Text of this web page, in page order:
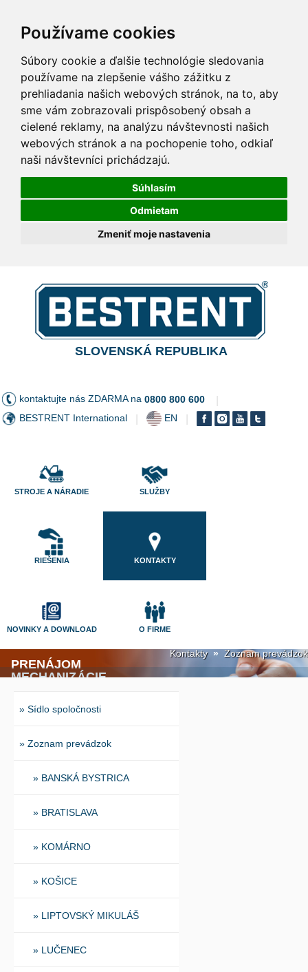
Používame cookies
Súbory cookie a ďalšie technológie sledovania
používame na zlepšenie vášho zážitku z
prehliadania našich webových stránok, na to, aby
sme vám zobrazovali prispôsobený obsah a
cielené reklamy, na analýzu návštevnosti našich
webových stránok a na pochopenie toho, odkiaľ
naši návštevníci prichádzajú.
Súhlasím
Odmietam
Zmeniť moje nastavenia
SLOVENSKÁ REPUBLIKA
kontaktujte nás ZDARMA na 0800 800 600
BESTRENT International EN
STROJE A NÁRADIE SLUŽBY
RIEŠENIA KONTAKTY
NOVINKY A DOWNLOAD O FIRME
PRENÁJOM
MECHANIZÁCIE
na prenájom alebo predaj. Poskytujeme
špecializované služby a riešenia na mieru
Kontakty » Zoznam prevádzok
» Sídlo spoločnosti
» Zoznam prevádzok
» BANSKÁ BYSTRICA
» BRATISLAVA
» KOMÁRNO
» KOŠICE
» LIPTOVSKÝ MIKULÁŠ
» LUČENEC